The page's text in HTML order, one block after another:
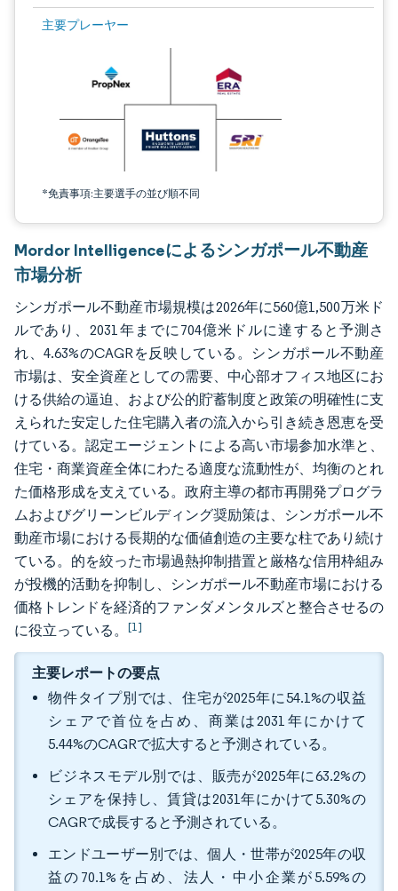
主要プレーヤー
*免責事項:主要選手の並び順不同
画像 © Mordor Intelligence。再利用にはCC BY 4.0の表示が必要です。
Mordor Intelligenceによるシンガポール不動産
市場分析
シンガポール不動産市場規模は2026年に560億1,500万米ド
ルであり、2031年までに704億米ドルに達すると予測さ
れ、4.63%のCAGRを反映している。シンガポール不動産
市場は、安全資産としての需要、中心部オフィス地区にお
ける供給の逼迫、および公的貯蓄制度と政策の明確性に支
えられた安定した住宅購入者の流入から引き続き恩恵を受
けている。認定エージェントによる高い市場参加水準と、
住宅・商業資産全体にわたる適度な流動性が、均衡のとれ
た価格形成を支えている。政府主導の都市再開発プログラ
ムおよびグリーンビルディング奨励策は、シンガポール不
動産市場における長期的な価値創造の主要な柱であり続け
ている。的を絞った市場過熱抑制措置と厳格な信用枠組み
が投機的活動を抑制し、シンガポール不動産市場における
価格トレンドを経済的ファンダメンタルズと整合させるの
に役立っている。 [1]
主要レポートの要点
物件タイプ別では、住宅が2025年に54.1%の収益
シェアで首位を占め、商業は2031年にかけて
5.44%のCAGRで拡大すると予測されている。
ビジネスモデル別では、販売が2025年に63.2%の
シェアを保持し、賃貸は2031年にかけて5.30%の
CAGRで成長すると予測されている。
エンドユーザー別では、個人・世帯が2025年の収
益の70.1%を占め、法人・中小企業が5.59%の